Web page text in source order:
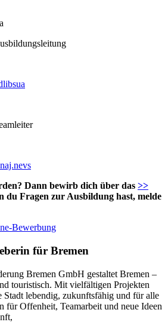
Dann bewirb dich über das >>
du Fragen zur Ausbildung hast, melde
Bewerbung
für Bremen
Bremen GmbH gestaltet Bremen –
touristisch. Mit vielfältigen Projekten
Stadt lebendig, zukunftsfähig und für alle
für Offenheit, Teamarbeit und neue Ideen